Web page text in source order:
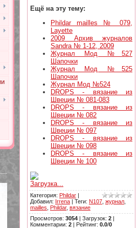
Ещё на эту тему:
Phildar mailles № 079,
Layette
2009 Архив журналов
Sandra № 1-12, 2009
Журнал Мод №527
Шапочки
Журнал Мод №525
Шапочки
Журнал Мод №524
DROPS - вязание из
Швеции № 081-083
DROPS - вязание из
Швеции № 082
DROPS - вязание из
Швеции № 097
DROPS - вязание из
Швеции № 098
DROPS - вязание из
Швеции № 100
Загрузка...
Категория: Phildar |
Добавил: Irrena | Теги: N107 журнал
mailles
Phildar, вязание
Просмотров: 3054 | Загрузок: 2 |
Комментарии: 2 | Рейтинг: 0.0/0